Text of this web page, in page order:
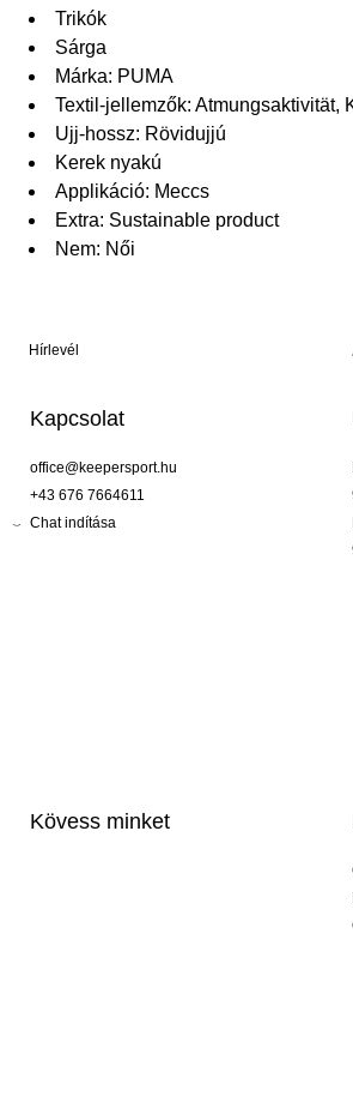
Trikók
Sárga
Márka: PUMA
Textil-jellemzők: Atmungsaktivität,
Ujj-hossz: Rövidujjú
Kerek nyakú
Applikáció: Meccs
Extra: Sustainable product
Nem: Női
Hírlevél
Kapcsolat
office@keepersport.hu
+43 676 7664611
Chat indítása
Kövess minket